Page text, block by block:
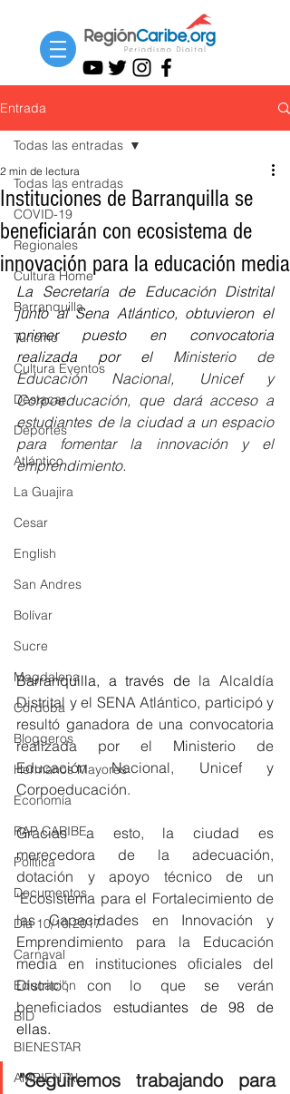
Entrada
Todas las entradas
COVID-19
Regionales
Cultura Home
Barranquilla
Turismo
Cultura Eventos
Destacar
Deportes
Atlántico
La Guajira
Cesar
English
San Andres
Bolívar
Sucre
Magdalena
Córdoba
Bloggeros
Hermanos Mayores
Economía
RAP CARIBE
Política
Documentos
Día 10/10 2017
Carnaval
Educación
BID
BIENESTAR
AMBIENTAL
Todas las entradas
Instituciones de Barranquilla se
beneficiarán con ecosistema de
innovación para la educación media
2 min de lectura
La Secretaría de Educación Distrital
junto al Sena Atlántico, obtuvieron el
primer puesto en convocatoria
realizada por el Ministerio de
Educación Nacional, Unicef y
Corpoeducación, que dará acceso a
estudiantes de la ciudad a un espacio
para fomentar la innovación y el
emprendimiento.
Barranquilla, a través de la Alcaldía
Distrital y el SENA Atlántico, participó y
resultó ganadora de una convocatoria
realizada por el Ministerio de
Educación Nacional, Unicef y
Corpoeducación.
Gracias a esto, la ciudad es
merecedora de la adecuación,
dotación y apoyo técnico de un
‘Ecosistema para el Fortalecimiento de
las Capacidades en Innovación y
Emprendimiento para la Educación
media en instituciones oficiales del
Distrito', con lo que se verán
beneficiados estudiantes de 98 de
ellas.
"Seguiremos trabajando para